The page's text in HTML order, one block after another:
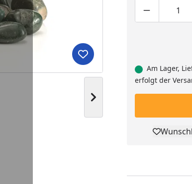
Nächstes Bild anzeigen
Produkt zur Wunschliste
Am Lager,
erfolgt der